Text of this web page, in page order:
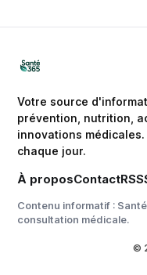
Votre source
prévention, nutrition,
innovations
chaque jour.
À proposContactRSS
Contenu informatif :
consultation médicale.
©